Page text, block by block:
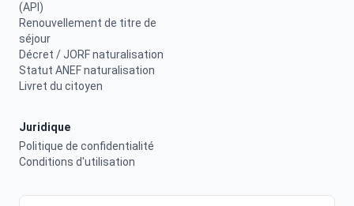
(API)
Renouvellement de titre de
séjour
Décret / JORF naturalisation
Statut ANEF naturalisation
Livret du citoyen
Juridique
Politique de confidentialité
Conditions d'utilisation